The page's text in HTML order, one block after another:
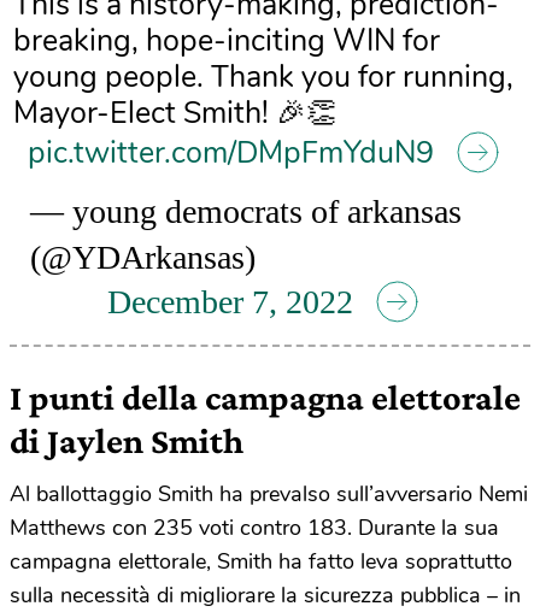
breaking, hope-inciting WIN for
young people. Thank you for running,
Mayor-Elect Smith! 🎉👏
pic.twitter.com/DMpFmYduN9
— young democrats of arkansas
(@YDArkansas)
December 7, 2022
I punti della campagna elettorale
di Jaylen Smith
Al ballottaggio Smith ha prevalso sull’avversario Nemi
Matthews con 235 voti contro 183. Durante la sua
campagna elettorale, Smith ha fatto leva soprattutto
sulla necessità di migliorare la sicurezza pubblica – in